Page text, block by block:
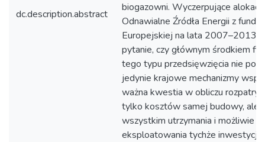
dc.description.abstract
biogazowni. Wyczerpujące
Odnawialne Źródła Energii z
Europejskiej na lata 2007–2013
pytanie, czy głównym środkiem
tego typu przedsięwzięcia nie
jedynie krajowe mechanizmy
ważna kwestia w obliczu
tylko kosztów samej budowy, ale
wszystkim utrzymania i możliwie
eksploatowania tychże inwestycji.